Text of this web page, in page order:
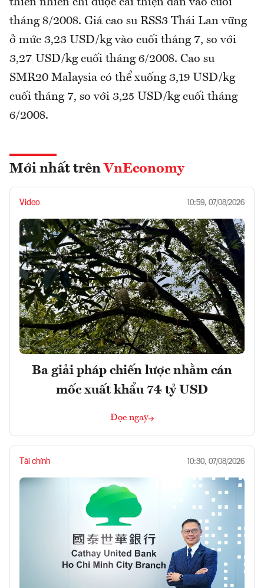
thiên nhiên chỉ được cải thiện dần vào cuối
tháng 8/2008. Giá cao su RSS3 Thái Lan vững
ở mức 3,23 USD/kg vào cuối tháng 7, so với
3,27 USD/kg cuối tháng 6/2008. Cao su
SMR20 Malaysia có thể xuống 3,19 USD/kg
cuối tháng 7, so với 3,25 USD/kg cuối tháng
6/2008.
Mới nhất trên VnEconomy
Video 10:59, 07/08/2026
Ba giải pháp chiến lược nhằm cán
mốc xuất khẩu 74 tỷ USD
Đọc ngay
Tài chính 10:30, 07/08/2026